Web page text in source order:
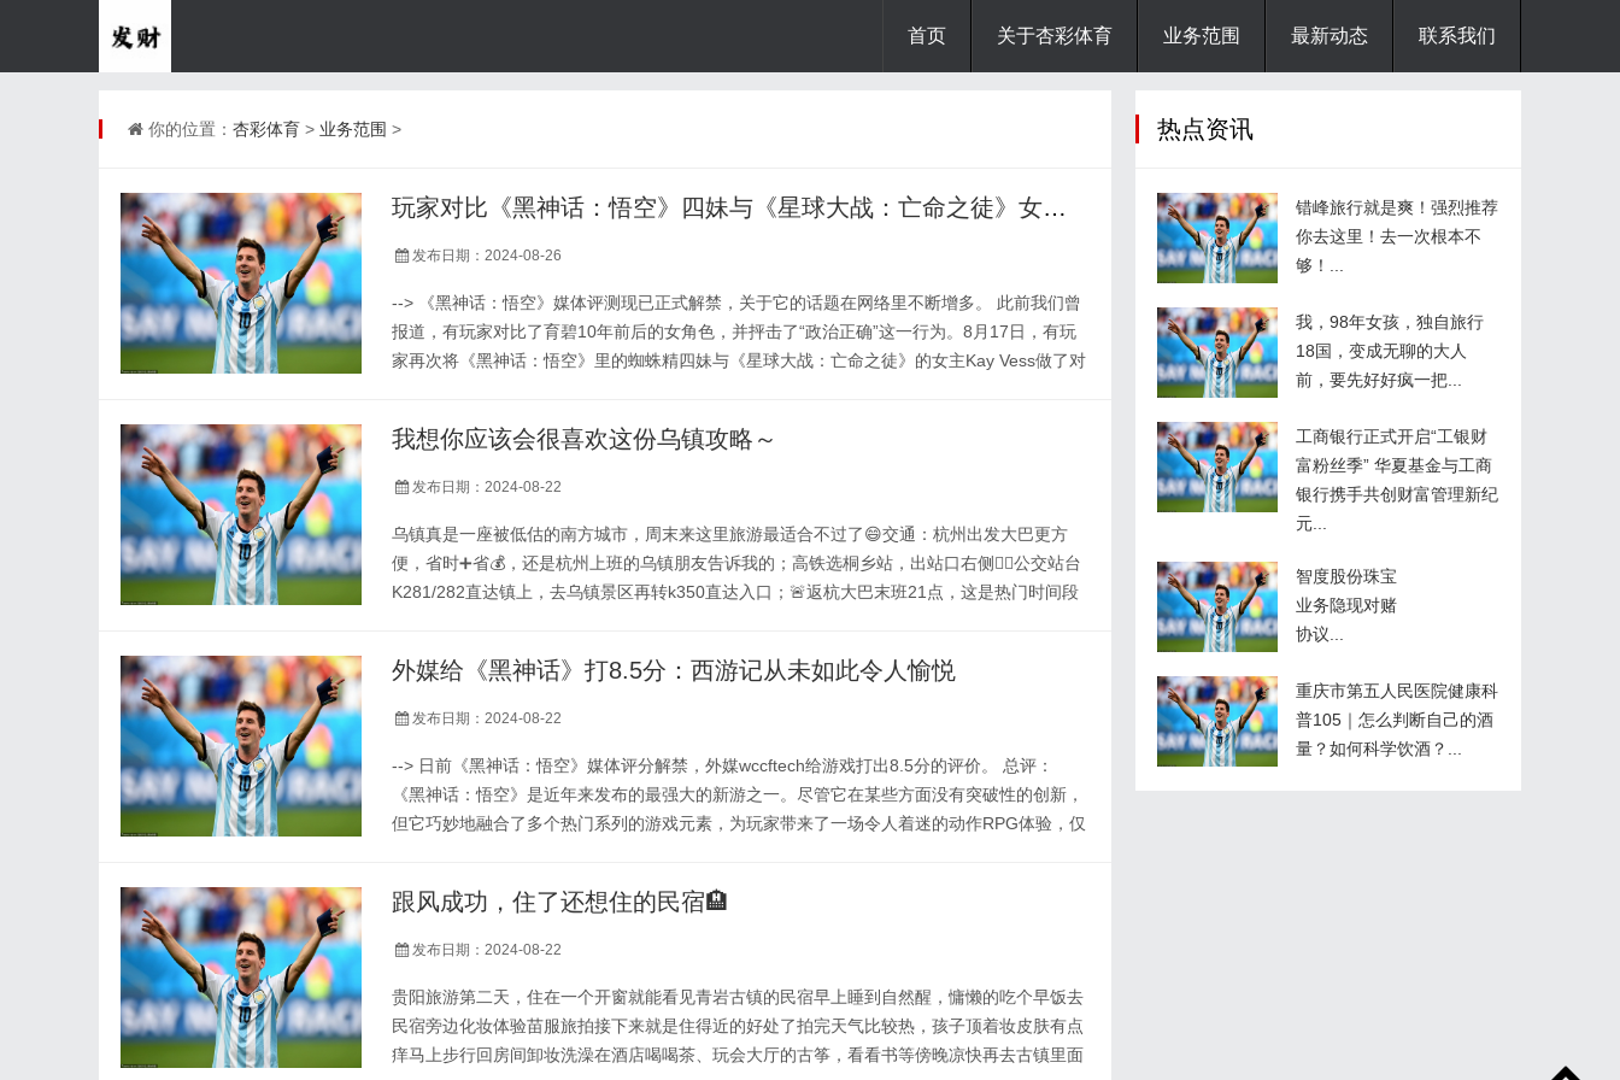
首页 关于杏彩体育 业务范围 最新动态 联系我们
你的位置： 杏彩体育> 业务范围 >
玩家对比《黑神话：悟空》四妹与《星球大战：亡命之徒》女主：女人和变种人
发布日期：2024-08-26
--> 《黑神话：悟空》媒体评测现已正式解禁，关于它的话题在网络里不断增多。 此前我们曾
报道，有玩家对比了育碧10年前后的女角色，并抨击了“政治正确”这一行为。8月17日，有玩
家再次将《黑神话：悟空》里的蜘蛛精四妹与《星球大战：亡命之徒》的女主Kay Vess做了对
以多样性不足为由为《黑神话：悟空》打了6/10...
我想你应该会很喜欢这份乌镇攻略～
发布日期：2024-08-22
乌镇真是一座被低估的南方城市，周末来这里旅游最适合不过了😄交通：杭州出发大巴更方
便，省时➕省💰，还是杭州上班的乌镇朋友告诉我的；高铁选桐乡站，出站口右侧👉🏻公交站台
K281/282直达镇上，去乌镇景区再转k350直达入口；🚨返杭大巴末班21点，这是热门时间段
地。酒店周边也有商超、药店等等基础设施齐全✅而且从酒店坐车去到景区也就几分钟，...
外媒给《黑神话》打8.5分：西游记从未如此令人愉悦
发布日期：2024-08-22
--> 日前《黑神话：悟空》媒体评分解禁，外媒wccftech给游戏打出8.5分的评价。 总评：
《黑神话：悟空》是近年来发布的最强大的新游之一。尽管它在某些方面没有突破性的创新，
但它巧妙地融合了多个热门系列的游戏元素，为玩家带来了一场令人着迷的动作RPG体验，仅
现在这样令人愉快。 优点： ·出色的画面和配乐 ·有趣的战斗系统，包...
跟风成功，住了还想住的民宿🏨
发布日期：2024-08-22
贵阳旅游第二天，住在一个开窗就能看见青岩古镇的民宿早上睡到自然醒，慵懒的吃个早饭去
民宿旁边化妆体验苗服旅拍接下来就是住得近的好处了拍完天气比较热，孩子顶着妆皮肤有点
痒马上步行回房间卸妆洗澡在酒店喝喝茶、玩会大厅的古筝，看看书等傍晚凉快再去古镇里面
热点资讯
错峰旅行就是爽！强烈推荐
你去这里！去一次根本不
够！...
我，98年女孩，独自旅行
18国，变成无聊的大人
前，要先好好疯一把...
工商银行正式开启“工银财
富粉丝季” 华夏基金与工商
银行携手共创财富管理新纪
元...
智度股份珠宝
业务隐现对赌
协议...
重庆市第五人民医院健康科
普105｜怎么判断自己的酒
量？如何科学饮酒？...